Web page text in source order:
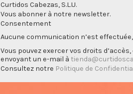
Curtidos Cabezas, S.L.U.
Vous abonner à notre newsletter.
Consentement
Aucune communication n’est
Vous pouvez exercer vos droits
envoyant un e-mail à
Consultez notre Politique de